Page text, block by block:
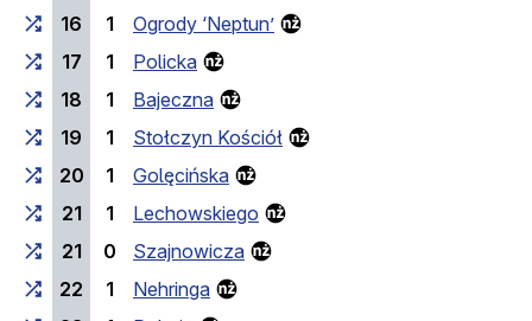
16
1
Ogrody ‘Neptun’
17
1
Policka
18
1
Bajeczna
19
1
Stołczyn Kościół
20
1
Golęcińska
21
1
Lechowskiego
21
0
Szajnowicza
22
1
Nehringa